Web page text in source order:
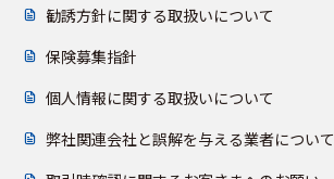
勧誘方針に関する取扱いについて
保険募集指針
個人情報に関する取扱いについて
弊社関連会社と誤解を与える業者について